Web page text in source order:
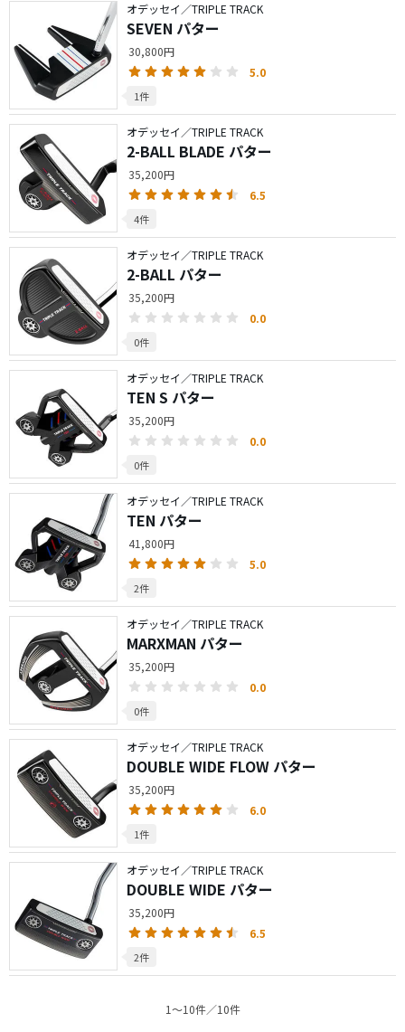
オデッセイ／TRIPLE TRACK
SEVEN パター
30,800円
5.0
1件
オデッセイ／TRIPLE TRACK
2-BALL BLADE パター
35,200円
6.5
4件
オデッセイ／TRIPLE TRACK
2-BALL パター
35,200円
0.0
0件
オデッセイ／TRIPLE TRACK
TEN S パター
35,200円
0.0
0件
オデッセイ／TRIPLE TRACK
TEN パター
41,800円
5.0
2件
オデッセイ／TRIPLE TRACK
MARXMAN パター
35,200円
0.0
0件
オデッセイ／TRIPLE TRACK
DOUBLE WIDE FLOW パター
35,200円
6.0
1件
オデッセイ／TRIPLE TRACK
DOUBLE WIDE パター
35,200円
6.5
2件
1〜10件／10件